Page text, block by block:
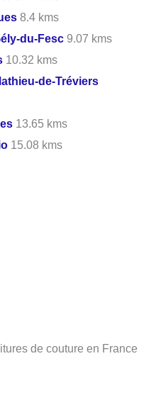
8.4 kms
du-Fesc 9.07 kms
10.32 kms
de-Tréviers
13.65 kms
15.08 kms
de couture en France